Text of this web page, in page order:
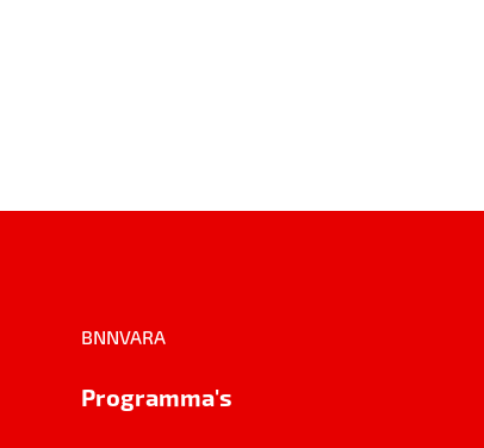
BNNVARA
Programma's